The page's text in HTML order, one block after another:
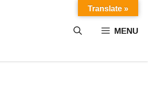
MENU
Translate »